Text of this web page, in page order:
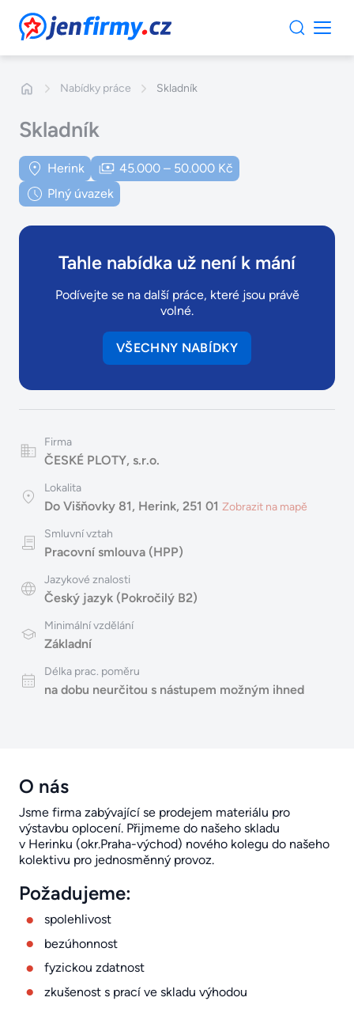
JenFirmy.cz
Nabídky práce Skladník
Skladník
Herink
45.000 – 50.000 Kč
Plný úvazek
Tahle nabídka už není k mání
Podívejte se na další práce, které jsou právě
volné.
VŠECHNY NABÍDKY
Firma
ČESKÉ PLOTY, s.r.o.
Lokalita
Do Višňovky 81, Herink, 251 01 Zobrazit na mapě
Smluvní vztah
Pracovní smlouva (HPP)
Jazykové znalosti
Český jazyk (Pokročilý B2)
Minimální vzdělání
Základní
Délka prac. poměru
na dobu neurčitou s nástupem možným ihned
O nás
Jsme firma zabývající se prodejem materiálu pro
výstavbu oplocení. Přijmeme do našeho skladu
v Herinku (okr.Praha-východ) nového kolegu do našeho
kolektivu pro jednosměnný provoz.
Požadujeme:
spolehlivost
bezúhonnost
fyzickou zdatnost
zkušenost s prací ve skladu výhodou